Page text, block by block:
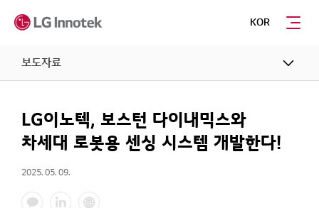
KOR
보도자료
LG이노텍, 보스턴 다이내믹스와
차세대 로봇용 센싱 시스템 개발한다!
2025. 05. 09.